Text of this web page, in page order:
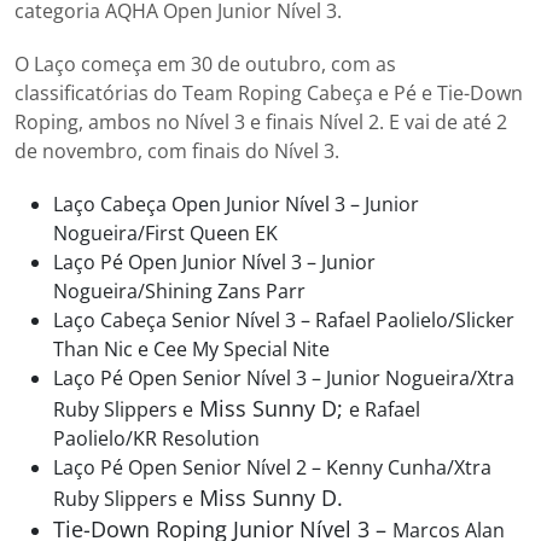
categoria AQHA Open Junior Nível 3.
O Laço começa em 30 de outubro, com as
classificatórias do Team Roping Cabeça e Pé e Tie-Down
Roping, ambos no Nível 3 e finais Nível 2. E vai de até 2
de novembro, com finais do Nível 3.
Laço Cabeça Open Junior Nível 3 – Junior
Nogueira/First Queen EK
Laço Pé Open Junior Nível 3 – Junior
Nogueira/Shining Zans Parr
Laço Cabeça Senior Nível 3 – Rafael Paolielo/Slicker
Than Nic e Cee My Special Nite
Laço Pé Open Senior Nível 3 – Junior Nogueira/Xtra
Ruby Slippers e Miss Sunny D; e Rafael
Paolielo/KR Resolution
Laço Pé Open Senior Nível 2 – Kenny Cunha/Xtra
Ruby Slippers e Miss Sunny D.
Tie-Down Roping Junior Nível 3 – Marcos Alan